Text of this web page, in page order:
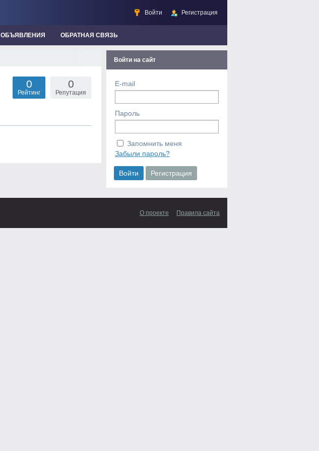
Войти Регистрация
ОБЪЯВЛЕНИЯ ОБРАТНАЯ СВЯЗЬ
0
Репутация
0
Рейтинг
Войти на сайт
E-mail
Пароль
Запомнить меня
Забыли пароль?
О проекте Правила сайта